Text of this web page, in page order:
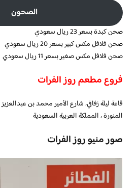
الصحون
صحن كبدة بسعر 23 ريال سعودي
صحن فلافل مكس كبير بسعر 20 ريال سعودي
صحن فلافل مكس صغير بسعر 11 ريال سعودي
فروع مطعم روز الفرات
قاعة ليلة زفافي، شارع الأمير محمد بن
المنورة ، المملكة العربية السعودية
صور منيو روز الفرات